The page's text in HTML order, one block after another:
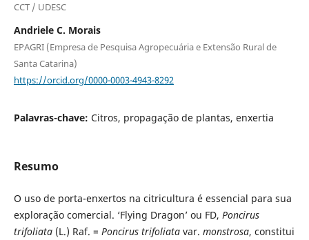
CCT / UDESC
Andriele C. Morais
EPAGRI (Empresa de Pesquisa Agropecuária e Extensão Rural de
Santa Catarina)
https://orcid.org/0000-0003-4943-8292
Palavras-chave: Citros, propagação de plantas, enxertia
Resumo
O uso de porta-enxertos na citricultura é essencial para sua
exploração comercial. ‘Flying Dragon’ ou FD, Poncirus
trifoliata (L.) Raf. = Poncirus trifoliatavar. monstrosa, constitui